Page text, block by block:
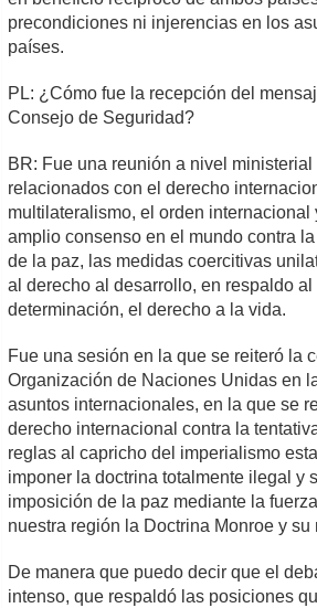
precondiciones ni injerencias en los
países.
PL: ¿Cómo fue la recepción del
Consejo de Seguridad?
BR: Fue una reunión a nivel
relacionados con el derecho
multilateralismo, el orden internacional
amplio consenso en el mundo contra
de la paz, las medidas coercitivas
al derecho al desarrollo, en respaldo
determinación, el derecho a la vida.
Fue una sesión en la que se reiteró la
Organización de Naciones Unidas en
asuntos internacionales, en la que se
derecho internacional contra la
reglas al capricho del imperialismo
imponer la doctrina totalmente ilegal y
imposición de la paz mediante la
nuestra región la Doctrina Monroe y su
De manera que puedo decir que el
intenso, que respaldó las posiciones